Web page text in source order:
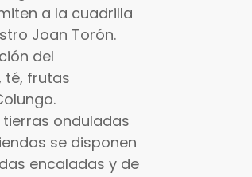
a la cuadrilla
Joan Torón.
del
té, frutas
onduladas
se disponen
encaladas y de